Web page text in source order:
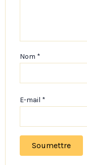
Nom *
E-mail *